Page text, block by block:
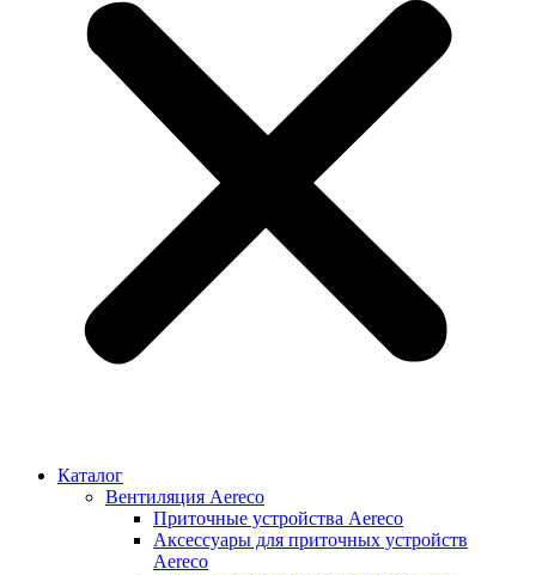
Каталог
Вентиляция Aereco
Приточные устройства Aereco
Аксессуары для приточных устройств
Aereco